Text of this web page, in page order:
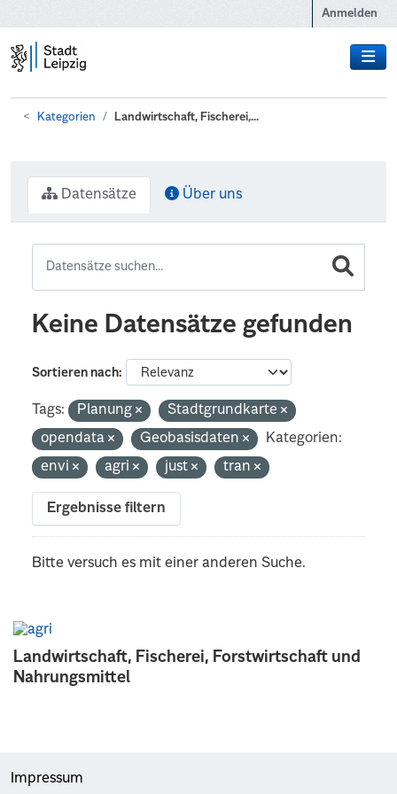
Anmelden
Kategorien Landwirtschaft, Fischerei,...
Landwirtschaft, Fischerei, Forstwirtschaft und
Nahrungsmittel
Datensätze Über uns
Keine Datensätze gefunden
Sortieren nach
Tags: Planung
Stadtgrundkarte
opendata
Geobasisdaten
Kategorien:
envi
agri just tran
Ergebnisse filtern
Bitte versuch es mit einer anderen Suche.
Impressum